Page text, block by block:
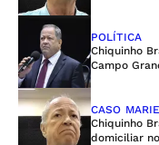
POLÍTICA
Chiquinho
Campo
CASO
Chiquinho
domiciliar